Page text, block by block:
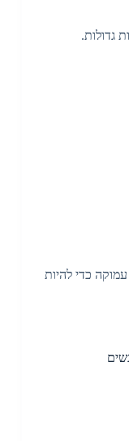
גדולות.
כדי להיות